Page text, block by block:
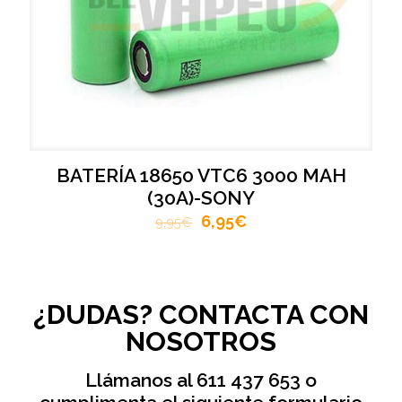
BATERÍA 18650 VTC6 3000 MAH
(30A)-SONY
9,95€ 6,95€
¿DUDAS? CONTACTA CON
NOSOTROS
Llámanos al 611 437 653 o